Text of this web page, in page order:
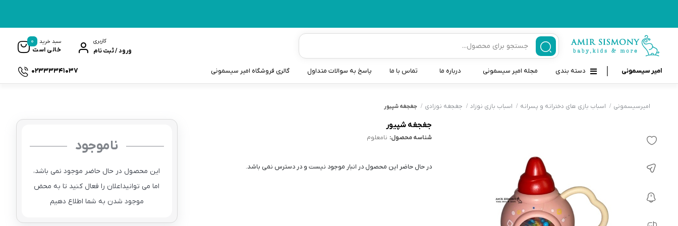
کاربری
ورود / ثبت نام
سبد خرید
خالی است
0
امیر سیسمونی دسته بندی
قاب و بندپستانک
شانه برس کودک
پواربینی
مسواک و خمیر دندان کودک
تب سنج نوزاد و کودک
لوازم حمام نوزاد
لوازم اتاق نوزاد و کودک
مجله امیر سیسمونی درباره ما تماس با ما پاسخ به سوالات متداول گالری فروشگاه امیر سیسمونی 02333341037
امیرسیسمونی اسباب بازی های دخترانه و پسرانه اسباب بازی نوزاد جغجغه نوزادی جغجغه شپیور
جغجغه شپیور
شناسه محصول: نامعلوم
در حال حاضر این محصول در انبار موجود نیست و در دسترس نمی باشد.
ناموجود
این محصول در حال حاضر موجود نمی باشد،
اما می توانیداعلان را فعال کنید تا به محض
موجود شدن به شما اطلاع دهیم